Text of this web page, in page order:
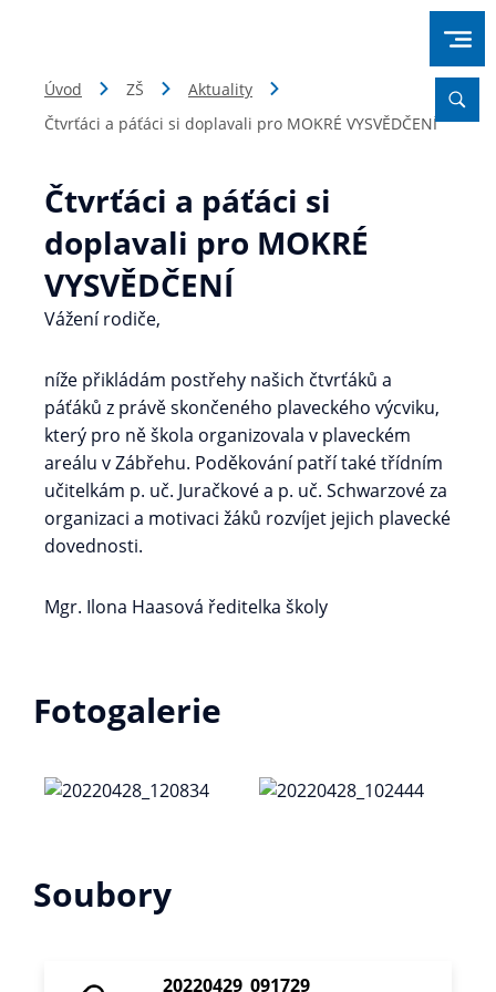
Úvod ZŠ
Aktuality
Čtvrťáci a páťáci si doplavali pro MOKRÉ VYSVĚDČENÍ
Čtvrťáci a páťáci si
doplavali pro MOKRÉ
VYSVĚDČENÍ
Vážení rodiče,
níže přikládám postřehy našich čtvrťáků a
páťáků z právě skončeného plaveckého výcviku,
který pro ně škola organizovala v plaveckém
areálu v Zábřehu. Poděkování patří také třídním
učitelkám p. uč. Juračkové a p. uč. Schwarzové za
organizaci a motivaci žáků rozvíjet jejich plavecké
dovednosti.
Mgr. Ilona Haasová ředitelka školy
Fotogalerie
Soubory
20220429_091729